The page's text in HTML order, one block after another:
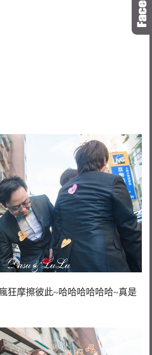
狂摩擦彼此~哈哈哈哈哈哈~真是